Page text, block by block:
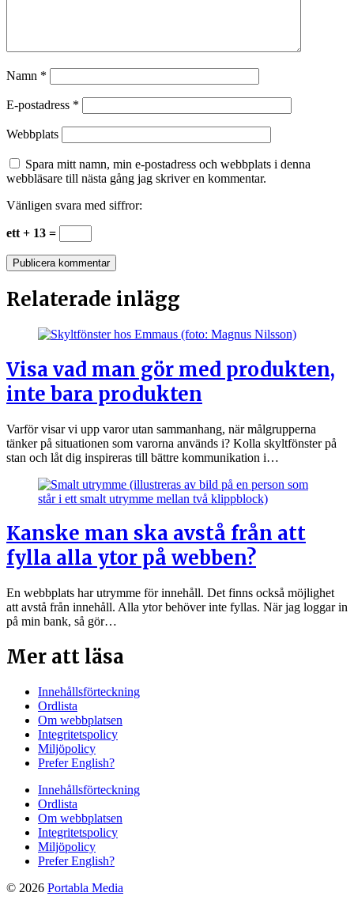
Namn *
E-postadress *
Webbplats
Spara mitt namn, min e-postadress och webbplats i denna
webbläsare till nästa gång jag skriver en kommentar.
Vänligen svara med siffror:
ett + 13 =
Relaterade inlägg
Visa vad man gör med produkten,
inte bara produkten
Varför visar vi upp varor utan sammanhang, när målgrupperna
tänker på situationen som varorna används i? Kolla skyltfönster på
stan och låt dig inspireras till bättre kommunikation i…
Kanske man ska avstå från att
fylla alla ytor på webben?
En webbplats har utrymme för innehåll. Det finns också möjlighet
att avstå från innehåll. Alla ytor behöver inte fyllas. När jag loggar in
på min bank, så gör…
Mer att läsa
Innehållsförteckning
Ordlista
Om webbplatsen
Integritetspolicy
Miljöpolicy
Prefer English?
Innehållsförteckning
Ordlista
Om webbplatsen
Integritetspolicy
Miljöpolicy
Prefer English?
© 2026 Portabla Media